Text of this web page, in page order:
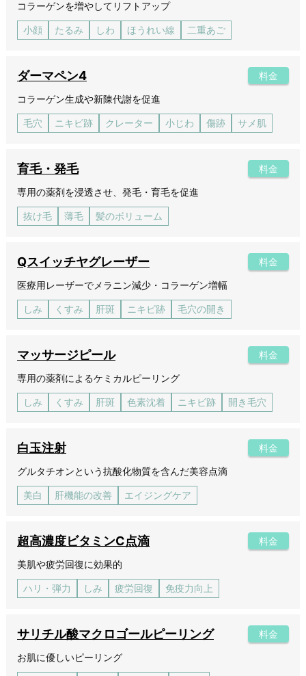
コラーゲンを増やしてリフトアップ
小顔 たるみ しわ ほうれい線 二重あご
ダーマペン4
料金
コラーゲン生成や新陳代謝を促進
毛穴 ニキビ跡 クレーター 小じわ 傷跡 サメ肌
育毛・発毛
料金
専用の薬剤を浸透させ、発毛・育毛を促進
抜け毛 薄毛 髪のボリューム
Qスイッチヤグレーザー
料金
医療用レーザーでメラニン減少・コラーゲン増幅
しみ くすみ 肝斑 ニキビ跡 毛穴の開き
マッサージピール
料金
専用の薬剤によるケミカルピーリング
しみ くすみ 肝斑 色素沈着 ニキビ跡 開き毛穴
白玉注射
料金
グルタチオンという抗酸化物質を含んだ美容点滴
美白 肝機能の改善 エイジングケア
超高濃度ビタミンC点滴
料金
美肌や疲労回復に効果的
ハリ・弾力 しみ 疲労回復 免疫力向上
サリチル酸マクロゴールピーリング
料金
お肌に優しいピーリング